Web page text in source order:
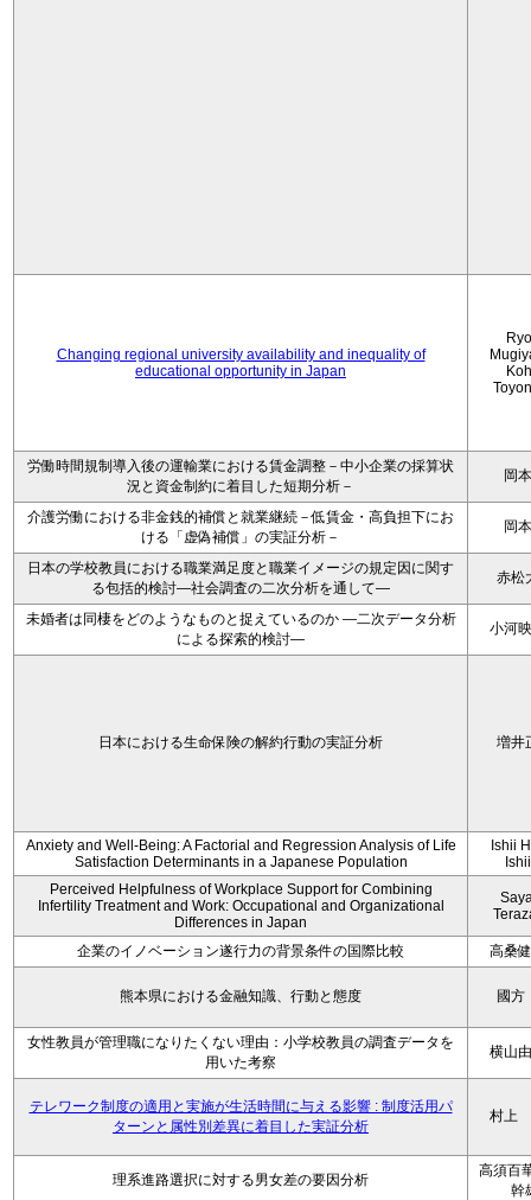
Changing regional university availability and inequality of
educational opportunity in Japan
労働時間規制導入後の運輸業における賃金調整－中小企業の採算状
況と資金制約に着目した短期分析－
岡
介護労働における非金銭的補償と就業継続－低賃金・高負担下にお
ける「虚偽補償」の実証分析－
岡
日本の学校教員における職業満足度と職業イメージの規定因に関す
る包括的検討―社会調査の二次分析を通して―
赤松
未婚者は同棲をどのようなものと捉えているのか —二次データ分析
による探索的検討—
小河
日本における生命保険の解約行動の実証分析 増井
Anxiety and Well-Being: A Factorial and Regression Analysis of Life
Satisfaction Determinants in a Japanese Population
Ishii
Perceived Helpfulness of Workplace Support for Combining
Infertility Treatment and Work: Occupational and Organizational
Differences in Japan
企業のイノベーション遂行力の背景条件の国際比較 高桑
熊本県における金融知識、行動と態度 國
女性教員が管理職になりたくない理由：小学校教員の調査データを
用いた考察
横山
テレワーク制度の適用と実施が生活時間に与える影響 : 制度活用パ
ターンと属性別差異に着目した実証分析
村上
理系進路選択に対する男女差の要因分析
高須百
幹